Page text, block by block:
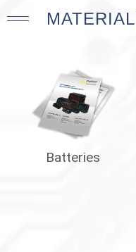
Batteries